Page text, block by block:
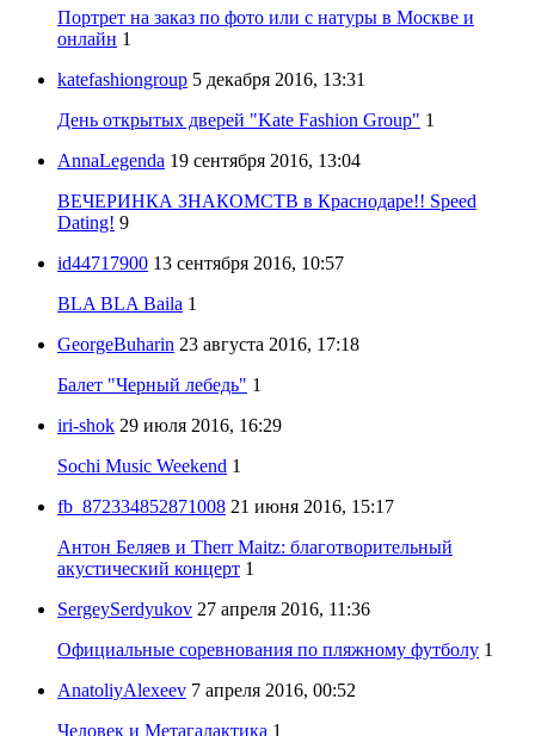
Портрет на заказ по фото или с натуры в Москве и
онлайн 1
katefashiongroup 5 декабря 2016, 13:31
День открытых дверей "Kate Fashion Group" 1
AnnaLegenda 19 сентября 2016, 13:04
ВЕЧЕРИНКА ЗНАКОМСТВ в Краснодаре!! Speed
Dating! 9
id44717900 13 сентября 2016, 10:57
BLA BLA Baila 1
GeorgeBuharin 23 августа 2016, 17:18
Балет "Черный лебедь" 1
iri-shok 29 июля 2016, 16:29
Sochi Music Weekend 1
fb_872334852871008 21 июня 2016, 15:17
Антон Беляев и Therr Maitz: благотворительный
акустический концерт 1
SergeySerdyukov 27 апреля 2016, 11:36
Официальные соревнования по пляжному футболу 1
AnatoliyAlexeev 7 апреля 2016, 00:52
Человек и Метагалактика 1